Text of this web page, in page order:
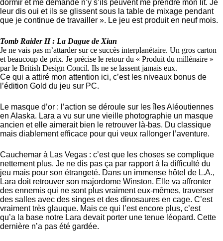
dormir et me demande n’y s’ils peuvent me prendre mon lit. Je
leur dis oui et ils se glissent sous la table de mixage pendant
que je continue de travailler ». Le jeu est produit en neuf mois.
Tomb Raider II : La Dague de Xian
Je ne vais pas m’attarder sur ce succès interplanétaire. Un gros carton
et beaucoup de prix. Je précise le retour du « Produit du millénaire »
par le British Design Concil. Ils ne se lassent jamais eux.
Ce qui a attiré mon attention ici, c’est les niveaux bonus de
l’édition Gold du jeu sur PC.
Le masque d’or : l’action se déroule sur les îles Aléoutiennes
en Alaska. Lara a vu sur une vieille photographie un masque
ancien et elle aimerait bien le retrouver là-bas. Du classique
mais diablement efficace pour qui veux rallonger l’aventure.
Cauchemar à Las Vegas : c’est que les choses se complique
nettement plus. Je ne dis pas ça par rapport à la difficulté du
jeu mais pour son étrangeté. Dans un immense hôtel de L.A.,
Lara doit retrouver son majordome Winston. Elle va affronter
des ennemis qui ne sont plus vraiment eux-mêmes, traverser
des salles avec des singes et des dinosaures en cage. C’est
vraiment très glauque. Mais ce qui l’est encore plus, c’est
qu’a la base notre Lara devait porter une tenue léopard. Cette
dernière n’a pas été gardée.